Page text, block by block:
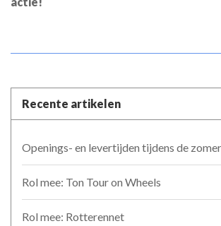
Recente artikelen
Openings- en levertijden tijdens de
Rol mee: Ton Tour on Wheels
Rol mee: Rotterennet